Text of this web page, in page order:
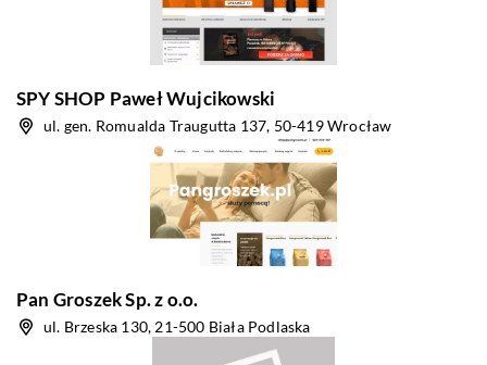
SPY SHOP Paweł Wujcikowski
ul. gen. Romualda Traugutta 137, 50-419 Wrocław
Pan Groszek Sp. z o.o.
ul. Brzeska 130, 21-500 Biała Podlaska